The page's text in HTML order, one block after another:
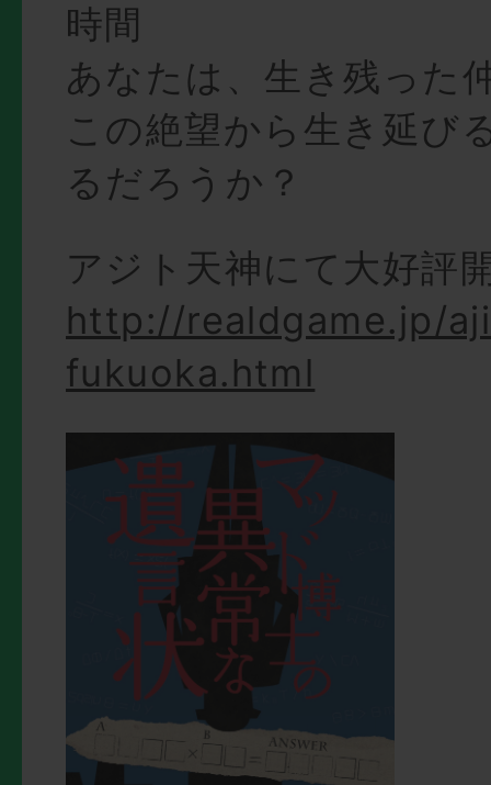
時間
あなたは、生き残った
この絶望から生き延び
るだろうか？
アジト天神にて大好評
http://realdgame.jp/
fukuoka.html